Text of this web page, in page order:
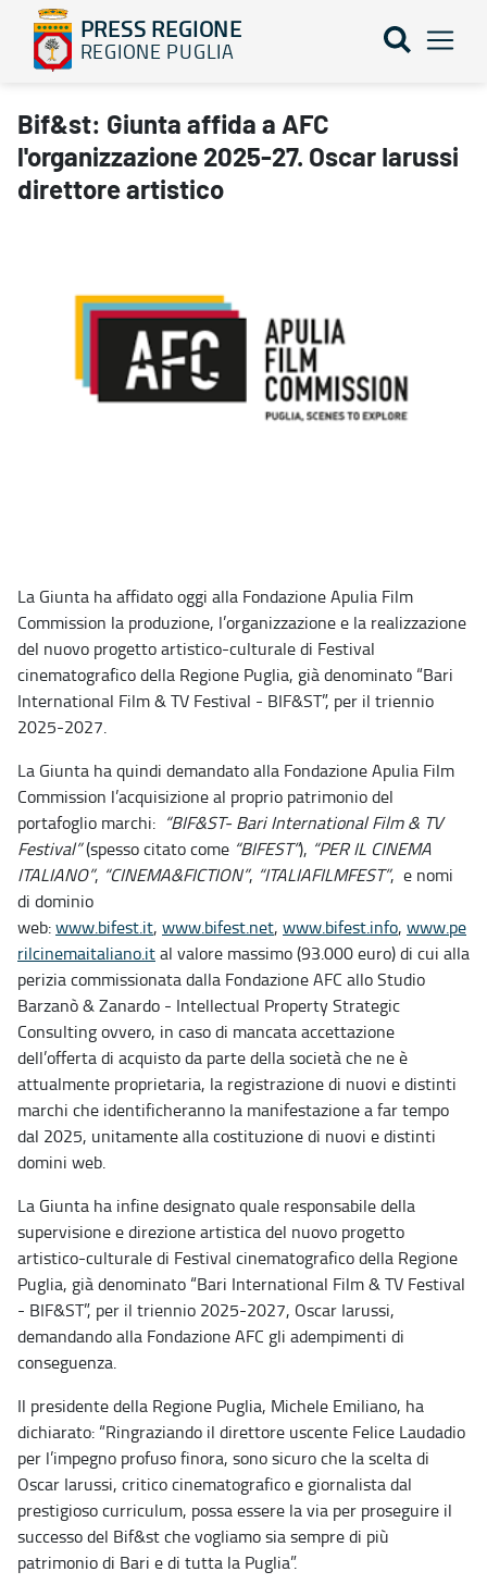
PRESS REGIONE
REGIONE PUGLIA
Bif&st: Giunta affida a AFC l'organizzazione 2025-27. Oscar
Bif&st: Giunta affida a AFC
l'organizzazione 2025-27. Oscar Iarussi
direttore artistico
La Giunta ha affidato oggi alla Fondazione Apulia Film
Commission la produzione, l’organizzazione e la realizzazione
del nuovo progetto artistico-culturale di Festival
cinematografico della Regione Puglia, già denominato “Bari
International Film & TV Festival - BIF&ST”, per il triennio
2025-2027.
La Giunta ha quindi demandatoalla Fondazione Apulia Film
Commission l’acquisizione al proprio patrimonio del
portafoglio marchi: “BIF&ST- Bari International Film & TV
Festival”(spesso citato come “BIFEST”), “PER IL CINEMA
ITALIANO”, “CINEMA&FICTION”, “ITALIAFILMFEST”, e nomi
di dominio
web:www.bifest.it, www.bifest.net, www.bifest.info, www.pe
rilcinemaitaliano.ital valore massimo (93.000 euro) di cui alla
perizia commissionata dalla Fondazione AFC allo Studio
Barzanò & Zanardo - Intellectual Property Strategic
Consulting ovvero, in caso di mancata accettazione
dell’offerta di acquisto da parte della società che ne è
attualmente proprietaria, la registrazione di nuovi e distinti
marchi che identificheranno la manifestazione a far tempo
dal 2025, unitamente alla costituzione di nuovi e distinti
domini web.
La Giunta ha infine designato quale responsabile della
supervisione e direzione artisticadel nuovo progetto
artistico-culturale di Festival cinematografico della Regione
Puglia, già denominato “Bari International Film & TV Festival
- BIF&ST”, per il triennio 2025-2027, Oscar Iarussi,
demandando alla Fondazione AFC gli adempimenti di
conseguenza.
Il presidente della Regione Puglia, Michele Emiliano, ha
dichiarato: “Ringraziando il direttore uscente Felice Laudadio
per l’impegno profuso finora, sono sicuro che la scelta di
Oscar Iarussi, critico cinematografico e giornalista dal
prestigioso curriculum, possa essere la via per proseguire il
successo del Bif&st che vogliamo sia sempre di più
patrimonio di Bari e di tutta la Puglia”.